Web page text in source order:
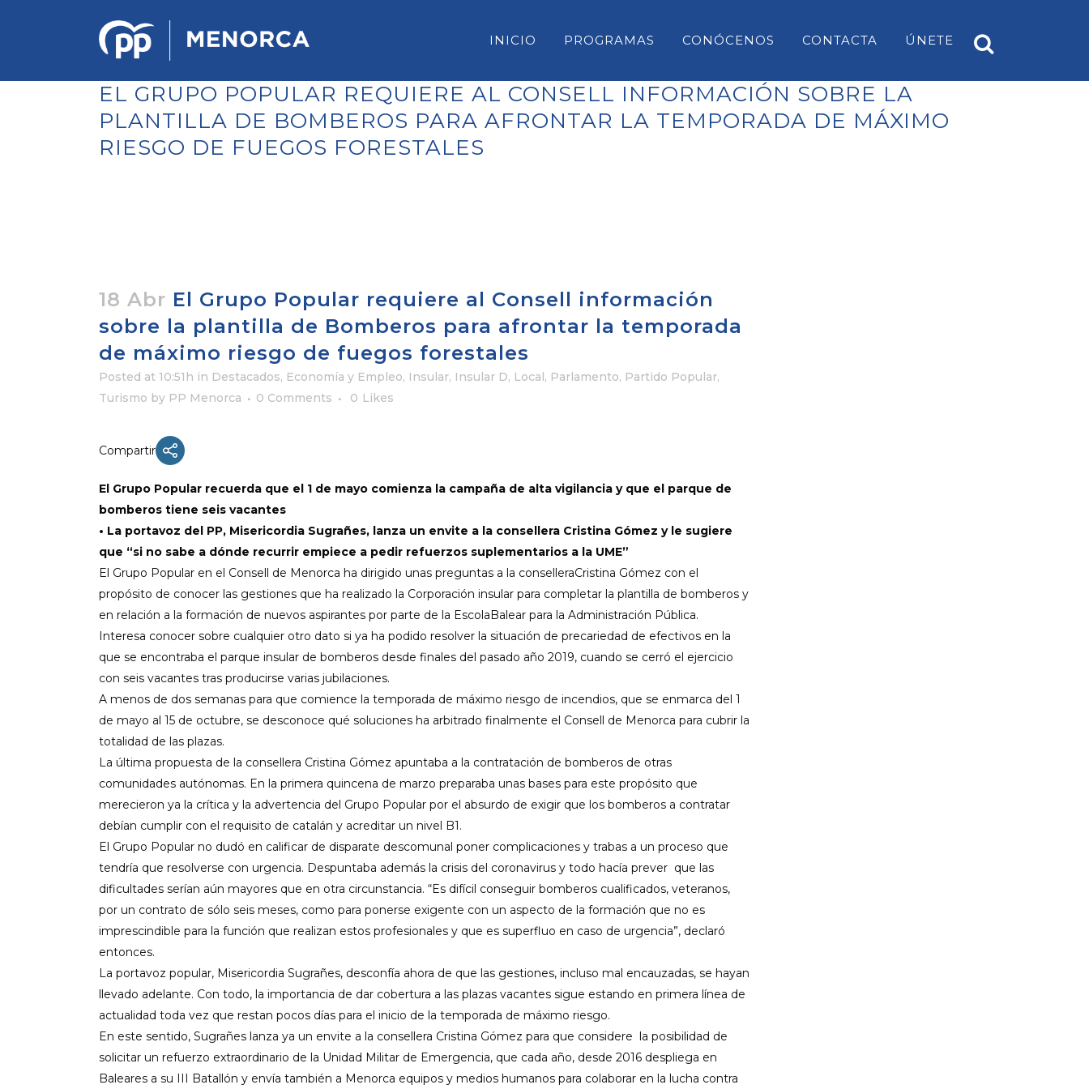
INICIO PROGRAMAS CONÓCENOS
PONENCIA DE ESTRATEGIA
POLÍTICA Y ECONÓMICA
ACTUALIDAD
EQUIPO DIRECTIVO NN.GG.
MENORCA
PONENCIA DE REGLAMENTO Y
ESTATUTOS
PONENCIA DE ACCIÓN POLÍTICA
CONTACTA ÚNETE
EL GRUPO POPULAR REQUIERE AL CONSELL INFORMACIÓN SOBRE LA
PLANTILLA DE BOMBEROS PARA AFRONTAR LA TEMPORADA DE MÁXIMO
RIESGO DE FUEGOS FORESTALES
18 Abr El Grupo Popular requiere al Consell información
sobre la plantilla de Bomberos para afrontar la temporada
de máximo riesgo de fuegos forestales
Posted at 10:51h in Destacados, Economía y Empleo, Insular, Insular D, Local, Parlamento, Partido Popular,
Turismo by PP Menorca 0 Comments 0 Likes
Compartir
El Grupo Popular recuerda que el 1 de mayo comienza la campaña de alta vigilancia y que el parque de
bomberos tiene seis vacantes
• La portavoz del PP, Misericordia Sugrañes, lanza un envite a la consellera Cristina Gómez y le sugiere
que “si no sabe a dónde recurrir empiece a pedir refuerzos suplementarios a la UME”
El Grupo Popular en el Consell de Menorca ha dirigido unas preguntas a la conselleraCristina Gómez con el
propósito de conocer las gestiones que ha realizado la Corporación insular para completar la plantilla de bomberos y
en relación a la formación de nuevos aspirantes por parte de la EscolaBalear para la Administración Pública.
Interesa conocer sobre cualquier otro dato si ya ha podido resolver la situación de precariedad de efectivos en la
que se encontraba el parque insular de bomberos desde finales del pasado año 2019, cuando se cerró el ejercicio
con seis vacantes tras producirse varias jubilaciones.
A menos de dos semanas para que comience la temporada de máximo riesgo de incendios, que se enmarca del 1
de mayo al 15 de octubre, se desconoce qué soluciones ha arbitrado finalmente el Consell de Menorca para cubrir la
totalidad de las plazas.
La última propuesta de la consellera Cristina Gómez apuntaba a la contratación de bomberos de otras
comunidades autónomas. En la primera quincena de marzo preparaba unas bases para este propósito que
merecieron ya la crítica y la advertencia del Grupo Popular por el absurdo de exigir que los bomberos a contratar
debían cumplir con el requisito de catalán y acreditar un nivel B1.
El Grupo Popular no dudó en calificar de disparate descomunal poner complicaciones y trabas a un proceso que
tendría que resolverse con urgencia. Despuntaba además la crisis del coronavirus y todo hacía prever que las
dificultades serían aún mayores que en otra circunstancia. “Es difícil conseguir bomberos cualificados, veteranos,
por un contrato de sólo seis meses, como para ponerse exigente con un aspecto de la formación que no es
imprescindible para la función que realizan estos profesionales y que es superfluo en caso de urgencia”, declaró
entonces.
La portavoz popular, Misericordia Sugrañes, desconfía ahora de que las gestiones, incluso mal encauzadas, se hayan
llevado adelante. Con todo, la importancia de dar cobertura a las plazas vacantes sigue estando en primera línea de
actualidad toda vez que restan pocos días para el inicio de la temporada de máximo riesgo.
En este sentido, Sugrañes lanza ya un envite a la consellera Cristina Gómez para que considere la posibilidad de
solicitar un refuerzo extraordinario de la Unidad Militar de Emergencia, que cada año, desde 2016 despliega en
Baleares a su III Batallón y envía también a Menorca equipos y medios humanos para colaborar en la lucha contra